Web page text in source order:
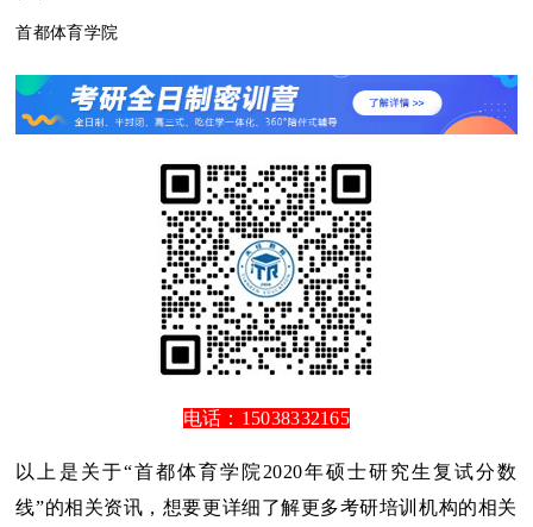
首都体育学院
电话：15038332165
以上是关于“首都体育学院2020年硕士研究生复试分数
线”的相关资讯，想要更详细了解更多考研培训机构的相关